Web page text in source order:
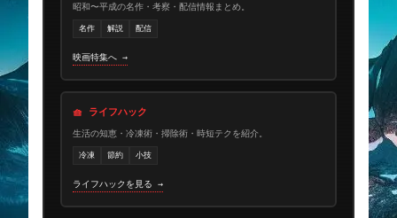
昭和〜平成の名作・考察・配信情報まとめ。
名作 解説 配信
映画特集へ →
🧺 ライフハック
生活の知恵・冷凍術・掃除術・時短テクを紹介。
冷凍 節約 小技
ライフハックを見る →